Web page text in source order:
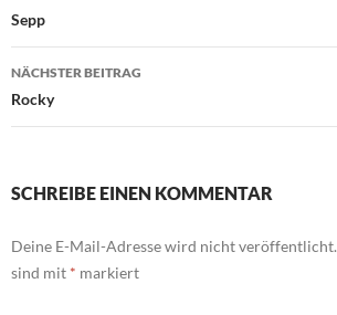
Sepp
NÄCHSTER BEITRAG
Rocky
SCHREIBE EINEN KOMMENTAR
Deine E-Mail-Adresse wird nicht veröffentlicht.
sind mit * markiert